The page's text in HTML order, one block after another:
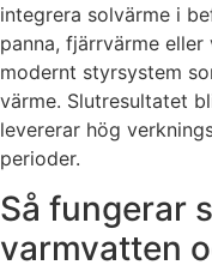
integrera solvärme i
panna, fjärrvärme
modernt styrsystem
värme. Slutresultatet
levererar hög
perioder.
Så fungerar
varmvatten